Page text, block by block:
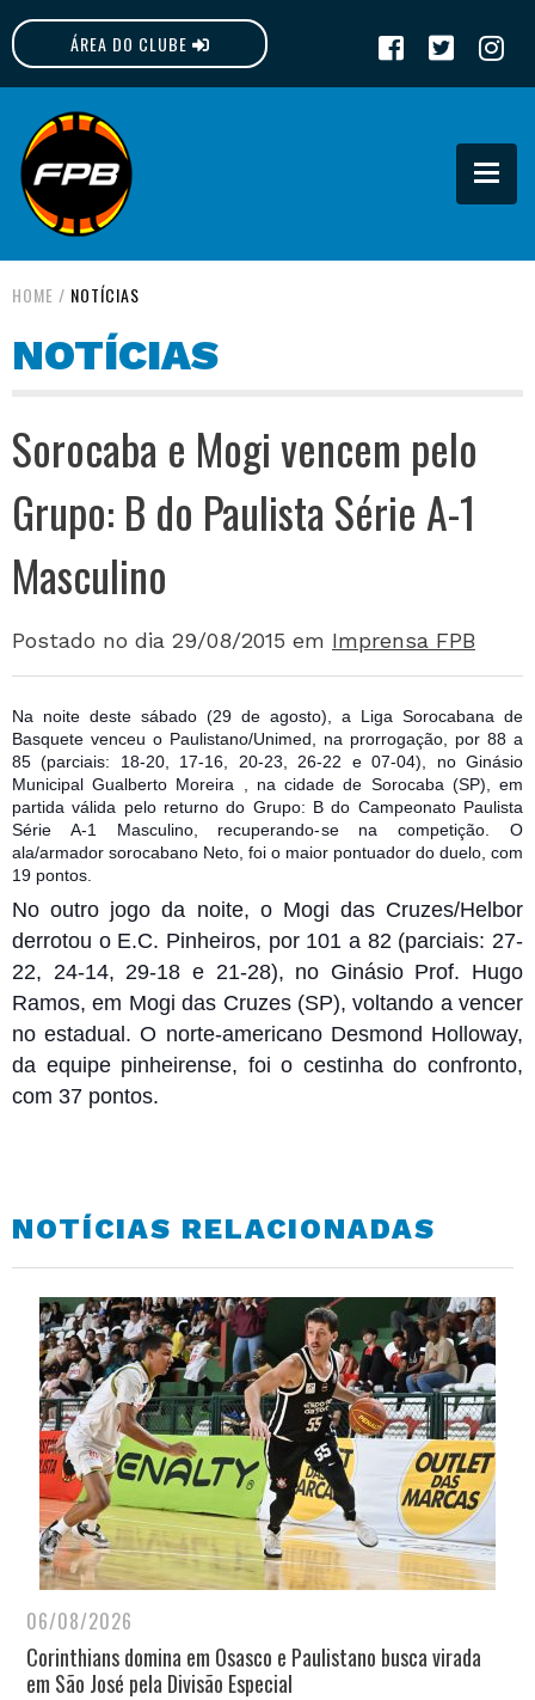
ÁREA DO CLUBE
FPB
HOME / NOTÍCIAS
NOTÍCIAS
Sorocaba e Mogi vencem pelo
Grupo: B do Paulista Série A-1
Masculino
Postado no dia 29/08/2015 em Imprensa FPB
Na noite deste sábado (29 de agosto), a Liga Sorocabana de
Basquete venceu o Paulistano/Unimed, na prorrogação, por 88 a
85 (parciais: 18-20, 17-16, 20-23, 26-22 e 07-04), no Ginásio
Municipal Gualberto Moreira , na cidade de Sorocaba (SP), em
partida válida pelo returno do Grupo: B do Campeonato Paulista
Série A-1 Masculino, recuperando-se na competição. O
ala/armador sorocabano Neto, foi o maior pontuador do duelo, com
19 pontos.
No outro jogo da noite, o Mogi das Cruzes/Helbor
derrotou o E.C. Pinheiros, por 101 a 82 (parciais: 27-
22, 24-14, 29-18 e 21-28), no Ginásio Prof. Hugo
Ramos, em Mogi das Cruzes (SP), voltando a vencer
no estadual. O norte-americano Desmond Holloway,
da equipe pinheirense, foi o cestinha do confronto,
com 37 pontos.
NOTÍCIAS RELACIONADAS
06/08/2026
Corinthians domina em Osasco e Paulistano busca virada
em São José pela Divisão Especial